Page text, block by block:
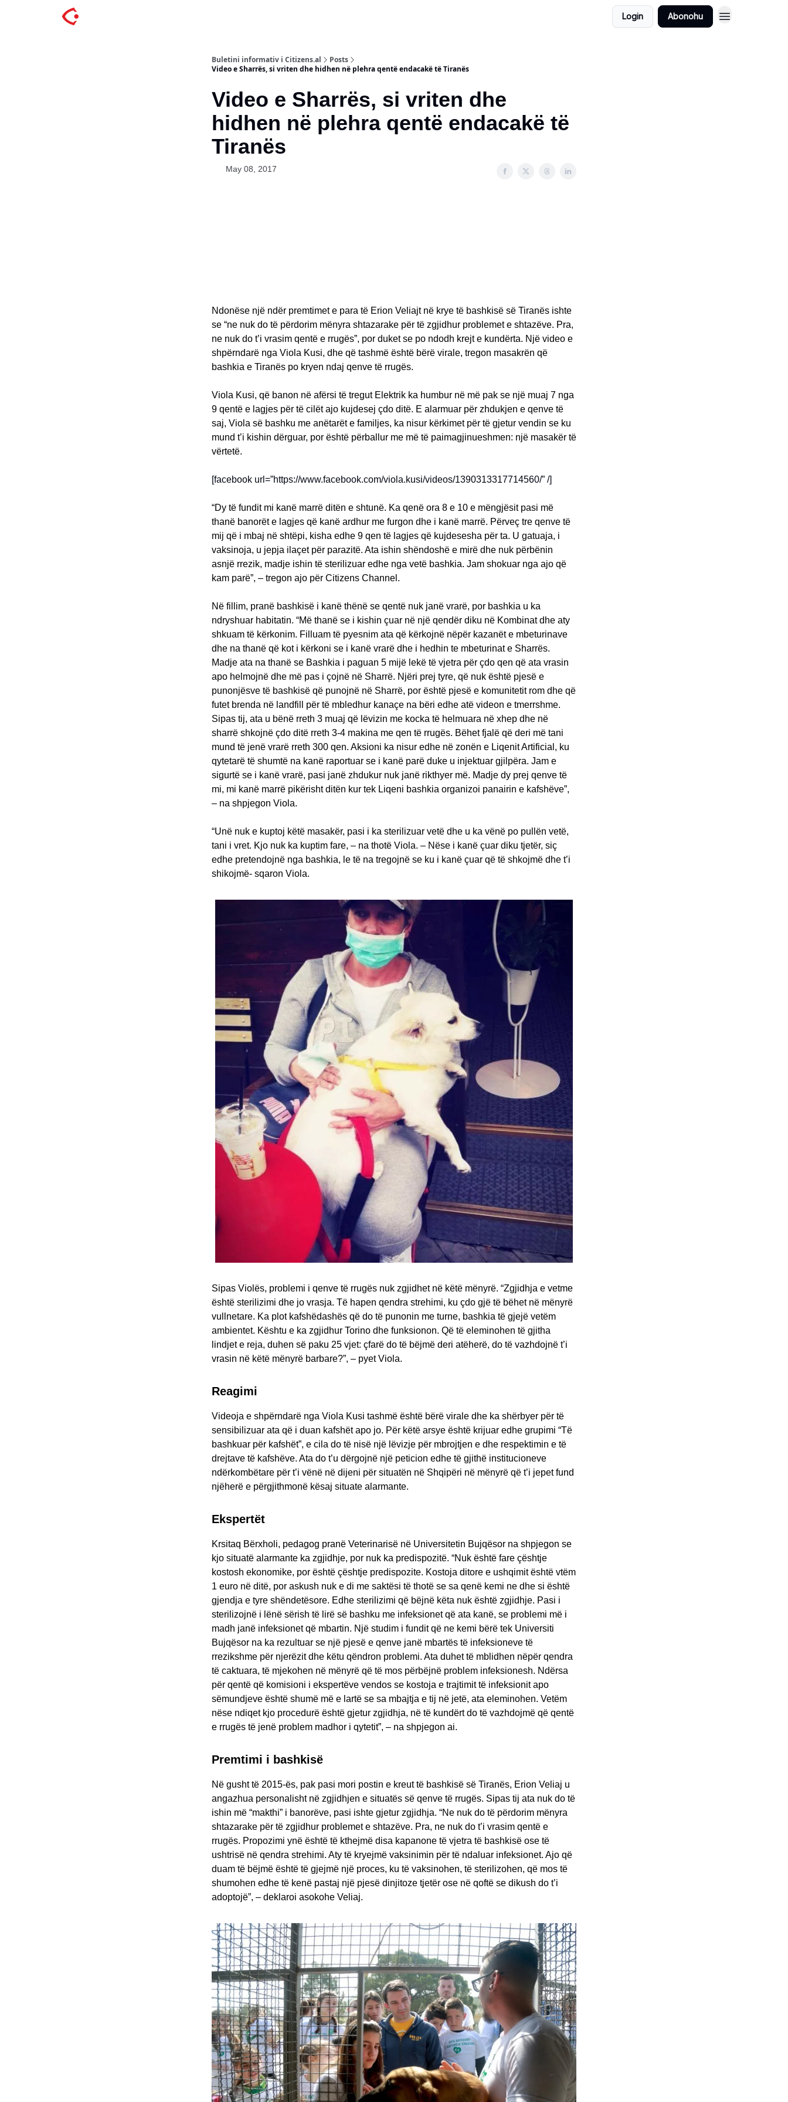
Login Abonohu
Buletini informativ i Citizens.al
Posts
Video e Sharrës, si vriten dhe hidhen në plehra qentë endacakë të Tiranës
Video e Sharrës, si vriten dhe
hidhen në plehra qentë endacakë të
Tiranës
May 08, 2017
Ndonëse një ndër premtimet e para të Erion Veliajt në krye të bashkisë së Tiranës ishte
se “ne nuk do të përdorim mënyra shtazarake për të zgjidhur problemet e shtazëve. Pra,
ne nuk do t’i vrasim qentë e rrugës”, por duket se po ndodh krejt e kundërta. Një video e
shpërndarë nga Viola Kusi, dhe që tashmë është bërë virale, tregon masakrën që
bashkia e Tiranës po kryen ndaj qenve të rrugës.
Viola Kusi, që banon në afërsi të tregut Elektrik ka humbur në më pak se një muaj 7 nga
9 qentë e lagjes për të cilët ajo kujdesej çdo ditë. E alarmuar për zhdukjen e qenve të
saj, Viola së bashku me anëtarët e familjes, ka nisur kërkimet për të gjetur vendin se ku
mund t’i kishin dërguar, por është përballur me më të paimagjinueshmen: një masakër të
vërtetë.
[facebook url=”https://www.facebook.com/viola.kusi/videos/1390313317714560/” /]
“Dy të fundit mi kanë marrë ditën e shtunë. Ka qenë ora 8 e 10 e mëngjësit pasi më
thanë banorët e lagjes që kanë ardhur me furgon dhe i kanë marrë. Përveç tre qenve të
mij që i mbaj në shtëpi, kisha edhe 9 qen të lagjes që kujdesesha për ta. U gatuaja, i
vaksinoja, u jepja ilaçet për parazitë. Ata ishin shëndoshë e mirë dhe nuk përbënin
asnjë rrezik, madje ishin të sterilizuar edhe nga vetë bashkia. Jam shokuar nga ajo që
kam parë”, – tregon ajo për Citizens Channel.
Në fillim, pranë bashkisë i kanë thënë se qentë nuk janë vrarë, por bashkia u ka
ndryshuar habitatin. “Më thanë se i kishin çuar në një qendër diku në Kombinat dhe aty
shkuam të kërkonim. Filluam të pyesnim ata që kërkojnë nëpër kazanët e mbeturinave
dhe na thanë që kot i kërkoni se i kanë vrarë dhe i hedhin te mbeturinat e Sharrës.
Madje ata na thanë se Bashkia i paguan 5 mijë lekë të vjetra për çdo qen që ata vrasin
apo helmojnë dhe më pas i çojnë në Sharrë. Njëri prej tyre, që nuk është pjesë e
punonjësve të bashkisë që punojnë në Sharrë, por është pjesë e komunitetit rom dhe që
futet brenda në landfill për të mbledhur kanaçe na bëri edhe atë videon e tmerrshme.
Sipas tij, ata u bënë rreth 3 muaj që lëvizin me kocka të helmuara në xhep dhe në
sharrë shkojnë çdo ditë rreth 3-4 makina me qen të rrugës. Bëhet fjalë që deri më tani
mund të jenë vrarë rreth 300 qen. Aksioni ka nisur edhe në zonën e Liqenit Artificial, ku
qytetarë të shumtë na kanë raportuar se i kanë parë duke u injektuar gjilpëra. Jam e
sigurtë se i kanë vrarë, pasi janë zhdukur nuk janë rikthyer më. Madje dy prej qenve të
mi, mi kanë marrë pikërisht ditën kur tek Liqeni bashkia organizoi panairin e kafshëve”,
– na shpjegon Viola.
“Unë nuk e kuptoj këtë masakër, pasi i ka sterilizuar vetë dhe u ka vënë po pullën vetë,
tani i vret. Kjo nuk ka kuptim fare, – na thotë Viola. – Nëse i kanë çuar diku tjetër, siç
edhe pretendojnë nga bashkia, le të na tregojnë se ku i kanë çuar që të shkojmë dhe t’i
shikojmë- sqaron Viola.
Sipas Violës, problemi i qenve të rrugës nuk zgjidhet në këtë mënyrë. “Zgjidhja e vetme
është sterilizimi dhe jo vrasja. Të hapen qendra strehimi, ku çdo gjë të bëhet në mënyrë
vullnetare. Ka plot kafshëdashës që do të punonin me turne, bashkia të gjejë vetëm
ambientet. Kështu e ka zgjidhur Torino dhe funksionon. Që të eleminohen të gjitha
lindjet e reja, duhen së paku 25 vjet: çfarë do të bëjmë deri atëherë, do të vazhdojnë t’i
vrasin në këtë mënyrë barbare?”, – pyet Viola.
Reagimi
Videoja e shpërndarë nga Viola Kusi tashmë është bërë virale dhe ka shërbyer për të
sensibilizuar ata që i duan kafshët apo jo. Për këtë arsye është krijuar edhe grupimi “Të
bashkuar për kafshët”, e cila do të nisë një lëvizje për mbrojtjen e dhe respektimin e të
drejtave të kafshëve. Ata do t’u dërgojnë një peticion edhe të gjithë institucioneve
ndërkombëtare për t’i vënë në dijeni për situatën në Shqipëri në mënyrë që t’i jepet fund
njëherë e përgjithmonë kësaj situate alarmante.
Ekspertët
Krsitaq Bërxholi, pedagog pranë Veterinarisë në Universitetin Bujqësor na shpjegon se
kjo situatë alarmante ka zgjidhje, por nuk ka predispozitë. “Nuk është fare çështje
kostosh ekonomike, por është çështje predispozite. Kostoja ditore e ushqimit është vtëm
1 euro në ditë, por askush nuk e di me saktësi të thotë se sa qenë kemi ne dhe si është
gjendja e tyre shëndetësore. Edhe sterilizimi që bëjnë këta nuk është zgjidhje. Pasi i
sterilizojnë i lënë sërish të lirë së bashku me infeksionet që ata kanë, se problemi më i
madh janë infeksionet që mbartin. Një studim i fundit që ne kemi bërë tek Universiti
Bujqësor na ka rezultuar se një pjesë e qenve janë mbartës të infeksioneve të
rrezikshme për njerëzit dhe këtu qëndron problemi. Ata duhet të mblidhen nëpër qendra
të caktuara, të mjekohen në mënyrë që të mos përbëjnë problem infeksionesh. Ndërsa
për qentë që komisioni i ekspertëve vendos se kostoja e trajtimit të infeksionit apo
sëmundjeve është shumë më e lartë se sa mbajtja e tij në jetë, ata eleminohen. Vetëm
nëse ndiqet kjo procedurë është gjetur zgjidhja, në të kundërt do të vazhdojmë që qentë
e rrugës të jenë problem madhor i qytetit”, – na shpjegon ai.
Premtimi i bashkisë
Në gusht të 2015-ës, pak pasi mori postin e kreut të bashkisë së Tiranës, Erion Veliaj u
angazhua personalisht në zgjidhjen e situatës së qenve të rrugës. Sipas tij ata nuk do të
ishin më “makthi” i banorëve, pasi ishte gjetur zgjidhja. “Ne nuk do të përdorim mënyra
shtazarake për të zgjidhur problemet e shtazëve. Pra, ne nuk do t’i vrasim qentë e
rrugës. Propozimi ynë është të kthejmë disa kapanone të vjetra të bashkisë ose të
ushtrisë në qendra strehimi. Aty të kryejmë vaksinimin për të ndaluar infeksionet. Ajo që
duam të bëjmë është të gjejmë një proces, ku të vaksinohen, të sterilizohen, që mos të
shumohen edhe të kenë pastaj një pjesë dinjitoze tjetër ose në qoftë se dikush do t’i
adoptojë”, – deklaroi asokohe Veliaj.